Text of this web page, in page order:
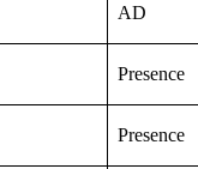
AD
Presence
Presence